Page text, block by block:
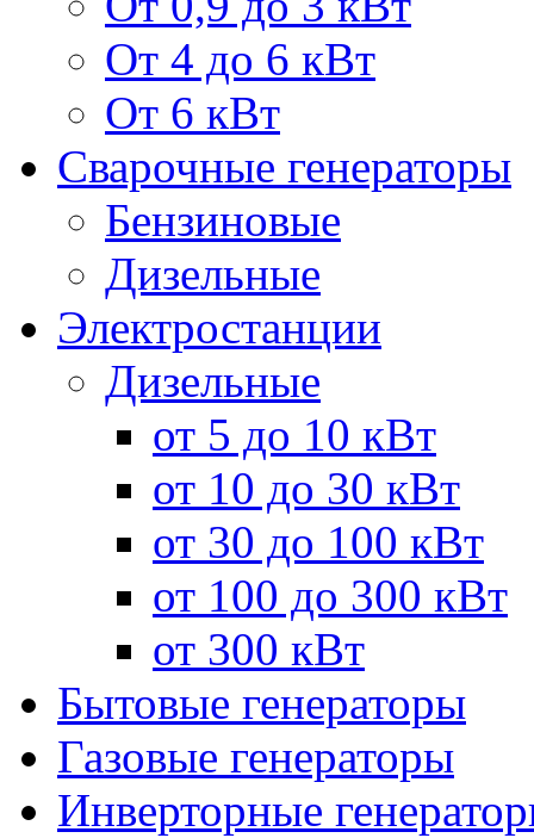
От 4 до 6 кВт
От 6 кВт
Сварочные генераторы
Бензиновые
Дизельные
Электростанции
Дизельные
от 5 до 10 кВт
от 10 до 30 кВт
от 30 до 100 кВт
от 100 до 300 кВт
от 300 кВт
Бытовые генераторы
Газовые генераторы
Инверторные